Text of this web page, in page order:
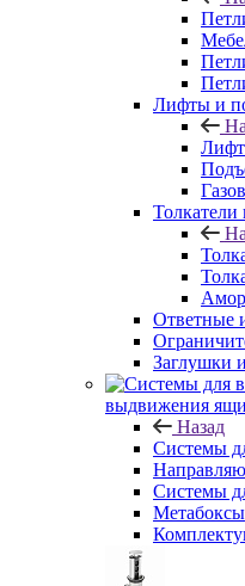
Лифты и
Толкатели
Ответные
Заглушки
выдвижения
Назад
Системы
Системы
Метабоксы